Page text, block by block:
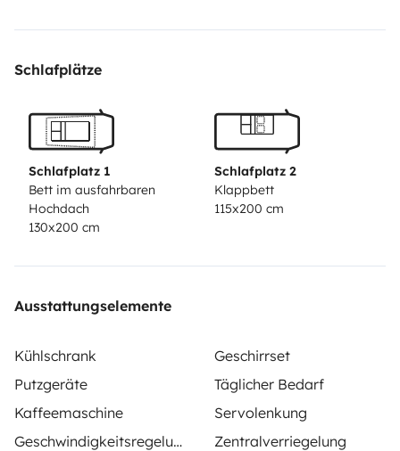
Schlafplätze
Schlafplatz 1
Bett im ausfahrbaren
Hochdach
130x200 cm
Schlafplatz 2
Klappbett
115x200 cm
Ausstattungselemente
Kühlschrank
Geschirrset
Putzgeräte
Täglicher Bedarf
Kaffeemaschine
Servolenkung
Geschwindigkeitsregelung
Zentralverriegelung